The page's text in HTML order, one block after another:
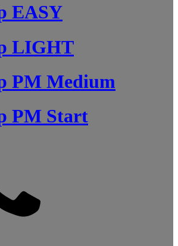
EASY
LIGHT
PM Medium
PM Start